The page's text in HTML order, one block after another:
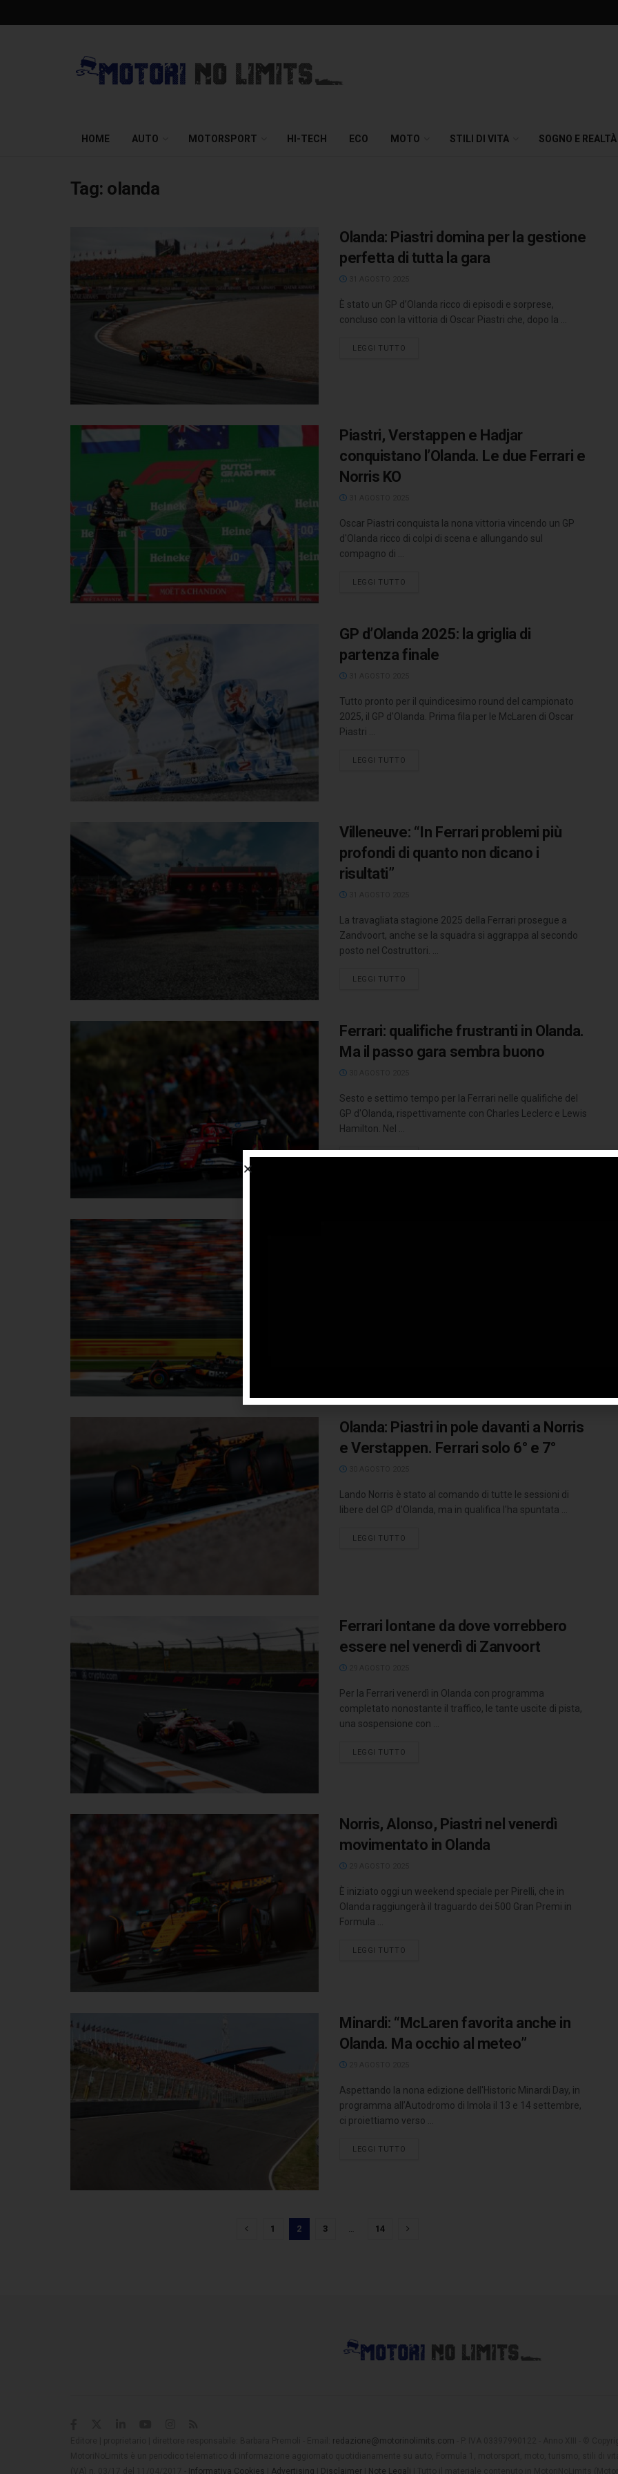
HOME AUTO MOTORSPORT HI-TECH ECO MOTO STILI DI VITA SOGNO E REALTÀ
Tag: olanda
Olanda: Piastri domina per la gestione
perfetta di tutta la gara
È stato un GP d’Olanda ricco di episodi e sorprese,
concluso con la vittoria di Oscar Piastri che, dopo la ...
LEGGI TUTTO
Piastri, Verstappen e Hadjar
conquistano l’Olanda. Le due Ferrari e
Norris KO
Oscar Piastri conquista la nona vittoria vincendo un GP
d'Olanda ricco di colpi di scena e allungando sul
compagno di ...
LEGGI TUTTO
GP d’Olanda 2025: la griglia di
partenza finale
Tutto pronto per il quindicesimo round del campionato
2025, il GP d'Olanda. Prima fila per le McLaren di Oscar
Piastri ...
LEGGI TUTTO
Villeneuve: “In Ferrari problemi più
profondi di quanto non dicano i
risultati”
La travagliata stagione 2025 della Ferrari prosegue a
Zandvoort, anche se la squadra si aggrappa al secondo
posto nel Costruttori. ...
LEGGI TUTTO
Ferrari: qualifiche frustranti in Olanda.
Ma il passo gara sembra buono
Sesto e settimo tempo per la Ferrari nelle qualifiche del
GP d'Olanda, rispettivamente con Charles Leclerc e Lewis
Hamilton. Nel ...
LEGGI TUTTO
Olanda: Piastri in pole davanti a Norris
e Verstappen. Ferrari solo 6° e 7°
Lando Norris è stato al comando di tutte le sessioni di
libere del GP d'Olanda, ma in qualifica l'ha spuntata ...
LEGGI TUTTO
Ferrari lontane da dove vorrebbero
essere nel venerdì di Zanvoort
Per la Ferrari venerdì in Olanda con programma
completato nonostante il traffico, le tante uscite di pista,
una sospensione con ...
LEGGI TUTTO
Norris, Alonso, Piastri nel venerdì
movimentato in Olanda
È iniziato oggi un weekend speciale per Pirelli, che in
Olanda raggiungerà il traguardo dei 500 Gran Premi in
Formula ...
LEGGI TUTTO
Minardi: “McLaren favorita anche in
Olanda. Ma occhio al meteo”
Aspettando la nona edizione dell'Historic Minardi Day, in
programma all’Autodromo di Imola il 13 e 14 settembre,
ci proiettiamo verso ...
LEGGI TUTTO
1 2 3 14
redazione@motorinolimits.com
Informativa Cookies Advertising Disclaimer Note Legali